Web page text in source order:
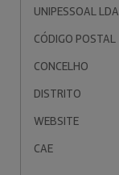
UNIPESSOAL LDA
CÓDIGO POSTAL
CONCELHO
DISTRITO
WEBSITE
CAE